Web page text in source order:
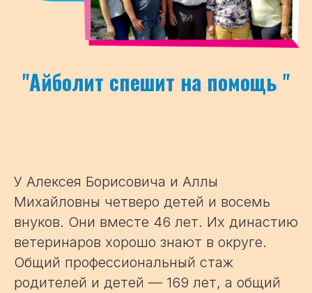
"Айболит спешит на помощь "
У Алексея Борисовича и Аллы
Михайловны четверо детей и восемь
внуков. Они вместе 46 лет. Их династию
ветеринаров хорошо знают в округе.
Общий профессиональный стаж
родителей и детей — 169 лет, а общий